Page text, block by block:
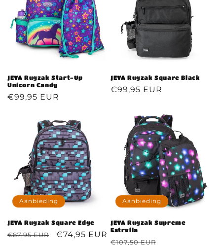
JEVA Rugzak Start-Up
Unicorn Candy
Normale
€99,95 EUR
JEVA Rugzak Square Black
Normale
€99,95 EUR
Aanbieding
JEVA Rugzak Square Edge
Normale
€87,95 EUR Aanbiedingsprijs
€74,95 EUR
Aanbieding
JEVA Rugzak Supreme
Estrella
Normale
€107,50 EUR